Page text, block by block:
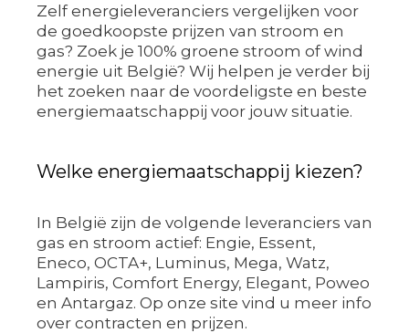
Zelf energieleveranciers vergelijken voor
de goedkoopste prijzen van stroom en
gas? Zoek je 100% groene stroom of wind
energie uit België? Wij helpen je verder bij
het zoeken naar de voordeligste en beste
energiemaatschappij voor jouw situatie.
Welke energiemaatschappij kiezen?
In België zijn de volgende leveranciers van
gas en stroom actief: Engie, Essent,
Eneco, OCTA+, Luminus, Mega, Watz,
Lampiris, Comfort Energy, Elegant, Poweo
en Antargaz. Op onze site vind u meer info
over contracten en prijzen.